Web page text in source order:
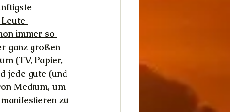
immer so
ganz großen
(TV, Papier,
jede gute (und
Medium, um
zu